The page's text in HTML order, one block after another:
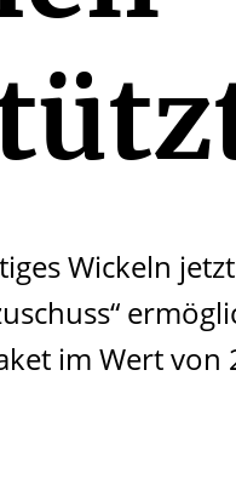
Wickeln
im Wert von